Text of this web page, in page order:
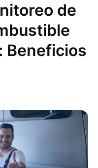
de
Beneficios